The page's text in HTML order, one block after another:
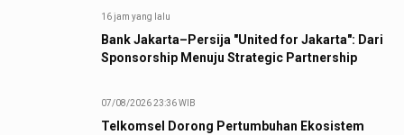
16 jam yang lalu
Bank Jakarta–Persija "United for Jakarta": Dari
Sponsorship Menuju Strategic Partnership
07/08/2026 23:36 WIB
Telkomsel Dorong Pertumbuhan Ekosistem